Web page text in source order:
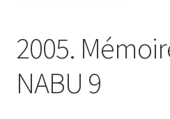
2005.
NABU 9